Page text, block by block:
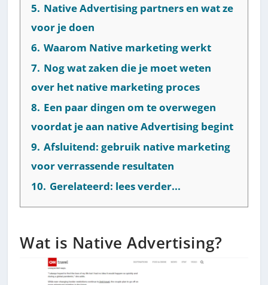
5. Native Advertising partners en wat ze
voor je doen
6. Waarom Native marketing werkt
7. Nog wat zaken die je moet weten
over het native marketing proces
8. Een paar dingen om te overwegen
voordat je aan native Advertising begint
9. Afsluitend: gebruik native marketing
voor verrassende resultaten
10. Gerelateerd: lees verder...
Wat is Native Advertising?